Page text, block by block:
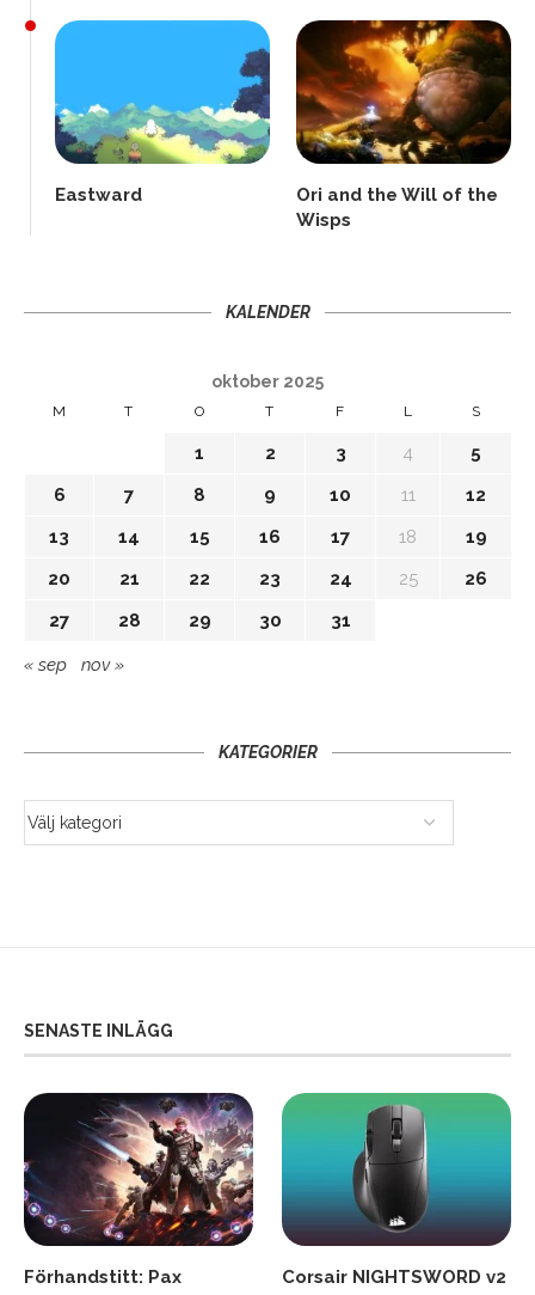
Eastward
Ori and the Will of the
Wisps
KALENDER
oktober 2025
M T O T F L S
1 2 3 4
5
6
7 8 9 10 11
12
13
14 15 16 17 18
19
20
21 22 23 24 25
26
27
28 29 30 31
« sep nov »
KATEGORIER
SENASTE INLÄGG
Förhandstitt: Pax
Corsair NIGHTSWORD v2